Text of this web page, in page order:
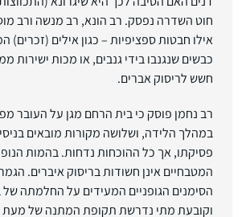
חוט השדרה נפסק. רב הונא, רב מנשה ורב
אילו חבטות ספציפיות – כגון אילים (זכרים)
כבשים שנגנבו בידי גנבים, או מכות ישירות
חשש לריסוק אברים.
רב נחמן פוסק כי בית הרחם מגן על העובר
במהלך הלידה, ושלושה מקורות מובאים
פסיקתו, אך כל ההוכחות נדחות. בהמות
המטבחיים אינן חשודות בריסוק איברים.
הסימנים הגופניים המעידים על החלמתה
וקובעת מתי נדרשת תקופת המתנה של